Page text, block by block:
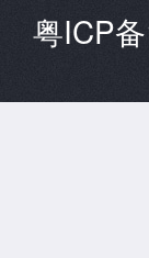
粤ICP